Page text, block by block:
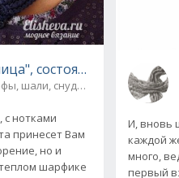
состоящий из шарфа
шали, снуды и палантины
с нотками
принесет Вам
но и
шарфике
И, вновь
каждой
много,
первый